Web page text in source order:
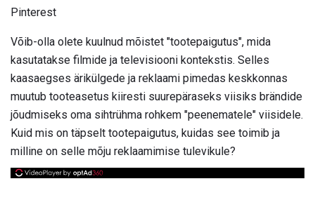
Pinterest
Võib-olla olete kuulnud mõistet "tootepaigutus", mida
kasutatakse filmide ja televisiooni kontekstis. Selles
kaasaegses ärikülgede ja reklaami pimedas keskkonnas
muutub tooteasetus kiiresti suurepäraseks viisiks brändide
jõudmiseks oma sihtrühma rohkem "peenematele" viisidele.
Kuid mis on täpselt tootepaigutus, kuidas see toimib ja
milline on selle mõju reklaamimise tulevikule?